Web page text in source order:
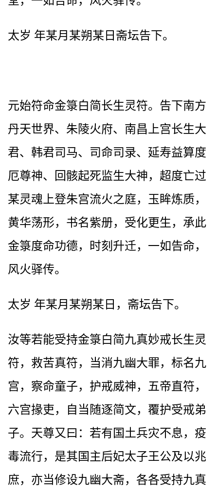
太岁 年某月某朔某日斋坛告下。
元始符命金箓白简长生灵符。告下南方
丹天世界、朱陵火府、南昌上宫长生大
君、韩君司马、司命司录、延寿益算度
厄尊神、回骸起死监生大神，超度亡过
某灵魂上登朱宫流火之庭，玉眸炼质，
黄华荡形，书名紫册，受化更生，承此
金箓度命功德，时刻升迁，一如告命，
风火驿传。
太岁 年某月某朔某日，斋坛告下。
汝等若能受持金箓白简九真妙戒长生灵
符，救苦真符，当消九幽大罪，标名九
宫，察命童子，护戒威神，五帝直符，
六宫掾吏，自当随逐简文，覆护受戒弟
子。天尊又曰：若有国土兵灾不息，疫
毒流行，是其国主后妃太子王公及以兆
庶，亦当修设九幽大斋，各各受持九真